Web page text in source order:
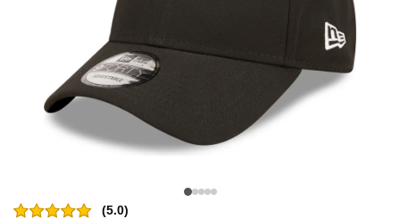
(5.0)